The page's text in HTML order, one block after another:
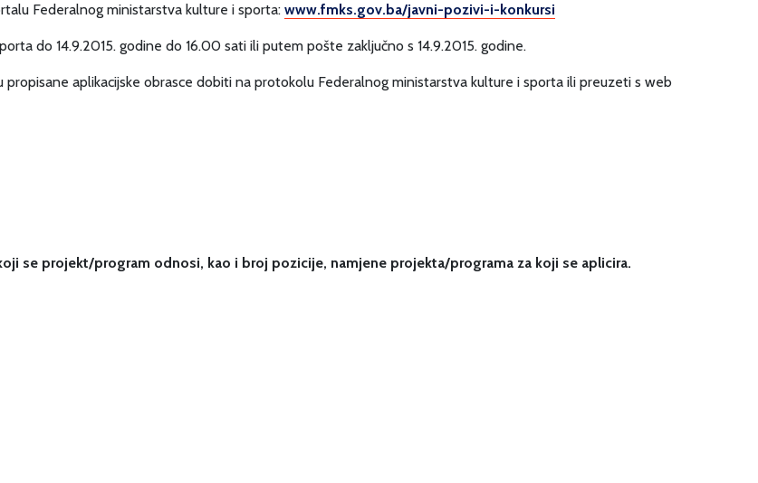
Federalnog ministarstva kulture i sporta: www.fmks.gov.ba/javni-pozivi-i-konkursi
do 14.9.2015. godine do 16.00 sati ili putem pošte zaključno s 14.9.2015. godine.
aplikacijske obrasce dobiti na protokolu Federalnog ministarstva kulture i sporta ili preuzeti s web
se projekt/program odnosi, kao i broj pozicije, namjene projekta/programa za koji se aplicira.